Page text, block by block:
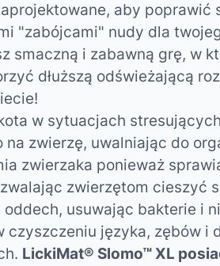
aby
"zabójcami" nudy dla
smaczną i zabawną grę, w
dłuższą odświeżającą
w sytuacjach
na zwierzę, uwalniając do
zwierzaka ponieważ
zwierzętom cieszyć
usuwając bakterie i
języka, zębów i
LickiMat® Slomo™ XL